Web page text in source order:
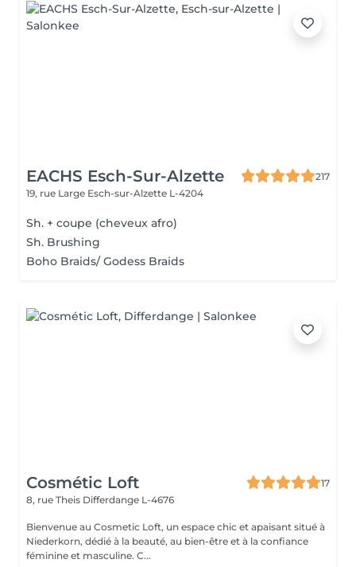
EACHS Esch-Sur-Alzette
217
19, rue Large Esch-sur-Alzette L-4204
Sh. + coupe (cheveux afro)
Sh. Brushing
Boho Braids/ Godess Braids
Cosmétic Loft
17
8, rue Theis Differdange L-4676
Bienvenue au Cosmetic Loft, un espace chic et apaisant situé à
Niederkorn, dédié à la beauté, au bien-être et à la confiance
féminine et masculine. C...